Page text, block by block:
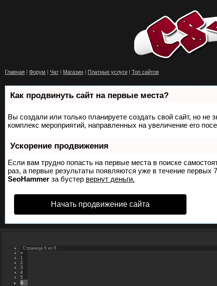
Главная | Форум | Чат | Магазин | Платные услуги | Топ сайтов
Как продвинуть сайт на первые места?
Вы создали или только планируете создать свой сайт, но не
комплекс мероприятий, направленных на увеличение его
Ускорение продвижения
Если вам трудно попасть на первые места в поиске
раз, а первые результаты появляются уже в течение первых
SeoHammer за бустер вернут деньги.
Начать продвижение сайта
Страница 6 из 6
«
1
2
3
4
5
6